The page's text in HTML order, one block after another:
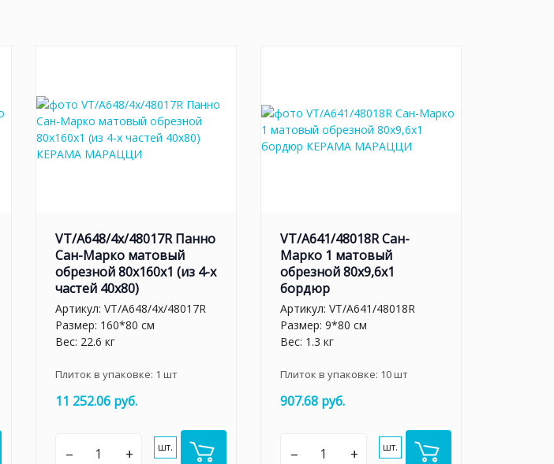
VT/A648/4x/48017R Панно
Сан-Марко матовый
обрезной 80x160x1 (из 4-х
частей 40х80)
Артикул: VT/A648/4x/48017R
Размер: 160*80 см
Вес: 22.6 кг
Плиток в упаковке: 1 шт
11 252.06 руб.
– + шт.
VT/A641/48018R Сан-
Марко 1 матовый
обрезной 80x9,6x1
бордюр
Артикул: VT/A641/48018R
Размер: 9*80 см
Вес: 1.3 кг
Плиток в упаковке: 10шт
907.68 руб.
– + шт.